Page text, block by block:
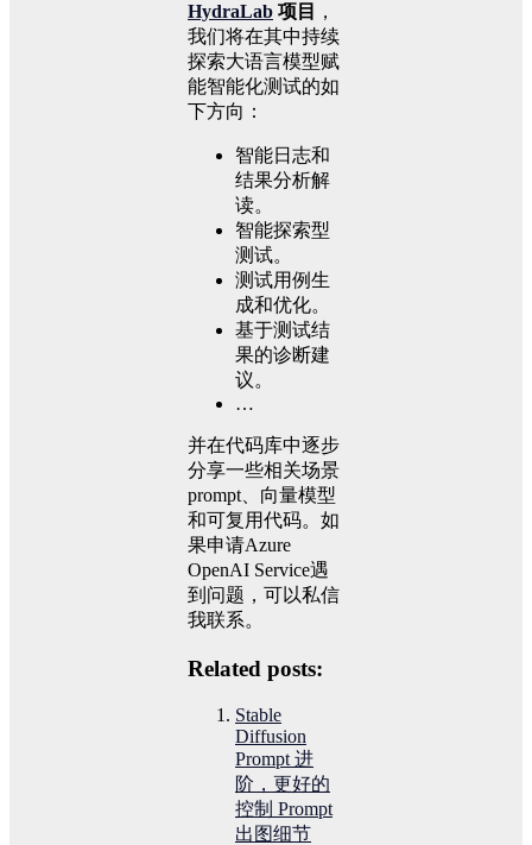
HydraLab 项目
，
我们将在其中持续
探索大语言模型赋
能智能化测试的如
下方向：
智能日志和
结果分析解
读。
智能探索型
测试。
测试用例生
成和优化。
基于测试结
果的诊断建
议。
…
并在代码库中逐步
分享一些相关场景
prompt、向量模型
和可复用代码。如
果申请Azure
OpenAI Service遇
到问题，可以私信
我联系。
Related posts:
Stable
Diffusion
Prompt 进
阶，更好的
控制 Prompt
出图细节